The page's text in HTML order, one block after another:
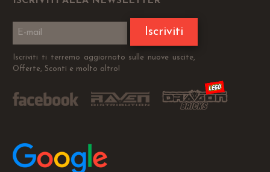
Iscriviti
Iscriviti ti terremo aggiornato sulle nuove uscite,
Offerte, Sconti e molto altro!